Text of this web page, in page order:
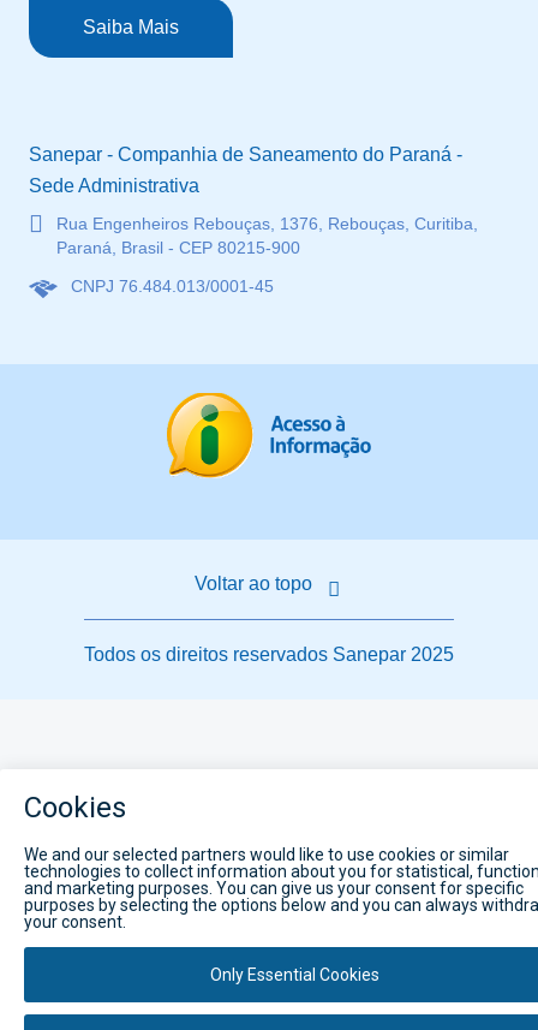
Saiba Mais
Sanepar - Companhia de Saneamento do Paraná -
Sede Administrativa
Rua Engenheiros Rebouças, 1376, Rebouças, Curitiba,
Paraná, Brasil - CEP 80215-900
CNPJ 76.484.013/0001-45
Todos os direitos reservados Sanepar 2025
Voltar ao topo